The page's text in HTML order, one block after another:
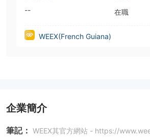
--
在職
WEEX(French Guiana)
企業簡介
筆記： WEEX其官方網站 - https://